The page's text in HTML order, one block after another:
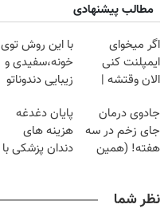
مطالب پیشنهادی
اگر میخوای
ایمپلنت کنی
الان وقتشه |
میلیون تومان!!!
با این روش توی
خونه،سفیدی و
زیبایی دندوناتو
(40%off)
جادوی درمان
جای زخم در سه
هفته! (همین
پایان دغدغه
هزینه های
دندان پزشکی با
نظر شما